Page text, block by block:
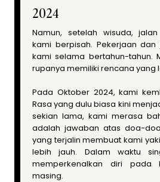
2024
Namun, setelah wisuda,
kami berpisah. Pekerjaan dan
kami selama bertahun-tahun.
rupanya memiliki rencana yang
Pada Oktober 2024, kami
Rasa yang dulu biasa kini
sekian lama, kami merasa
adalah jawaban atas doa-
yang terjalin membuat kami
lebih jauh. Dalam waktu
memperkenalkan diri pada
masing.